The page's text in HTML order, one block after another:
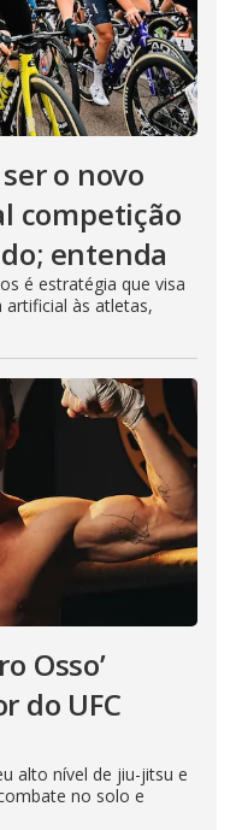
o novo
competição
entenda
é estratégia que visa
às atletas,
Osso’
do UFC
alto nível de jiu-jitsu e
no solo e